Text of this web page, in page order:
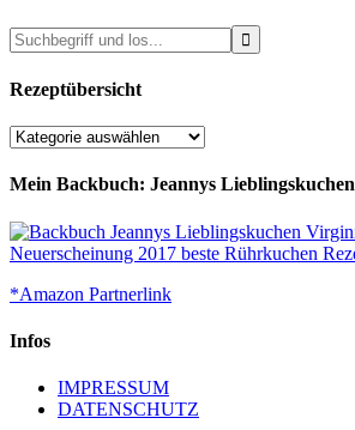
Rezeptübersicht
Rezeptübersicht
Mein Backbuch: Jeannys Lieblingskuchen
*Amazon Partnerlink
Infos
IMPRESSUM
DATENSCHUTZ